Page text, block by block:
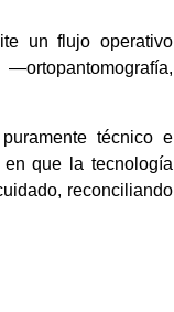
un flujo operativo
técnico e
que la tecnología
reconciliando